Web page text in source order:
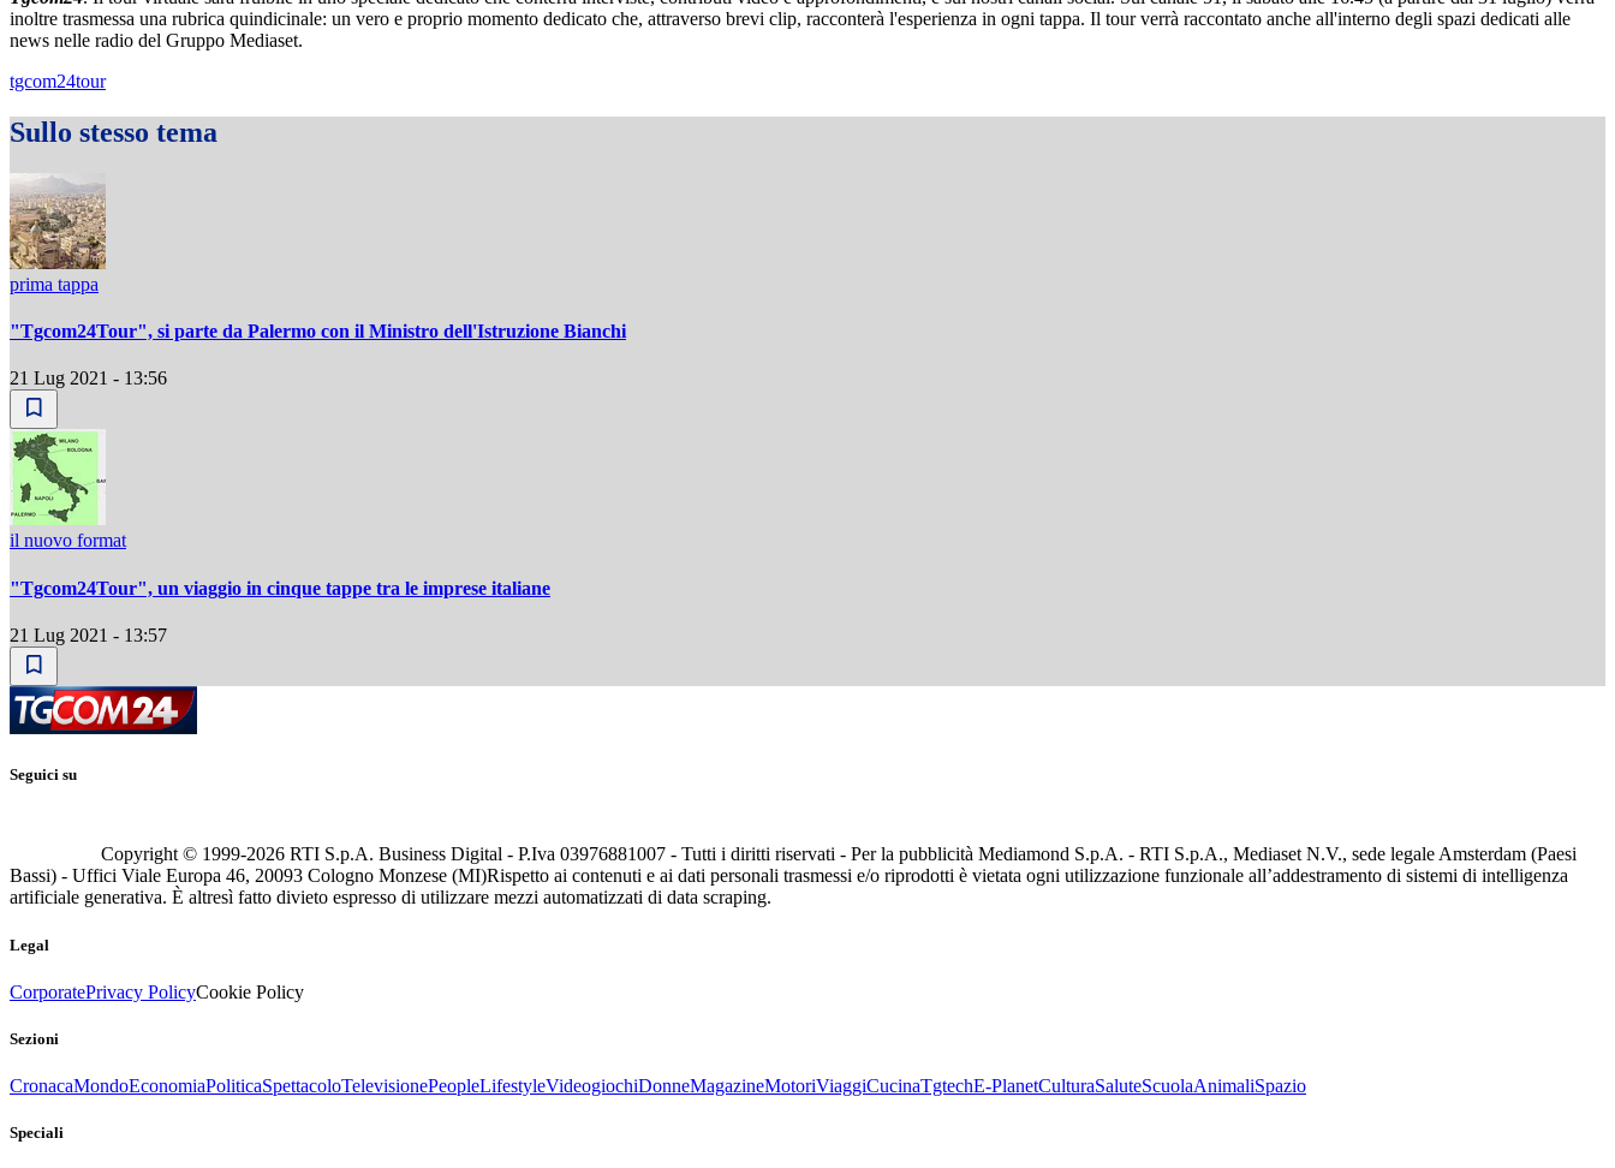
inoltre trasmessa una rubrica quindicinale: un vero e proprio momento dedicato che, attraverso brevi clip, racconterà l'esperienza in ogni tappa. Il tour verrà raccontato anche all'interno degli spazi dedicati alle
news nelle radio del Gruppo Mediaset.
tgcom24tour
Sullo stesso tema
prima tappa
"Tgcom24Tour", si parte da Palermo con il Ministro dell'Istruzione Bianchi
21 Lug 2021 - 13:56
il nuovo format
"Tgcom24Tour", un viaggio in cinque tappe tra le imprese italiane
21 Lug 2021 - 13:57
Seguici su
Copyright © 1999-2026 RTI S.p.A. Business Digital - P.Iva 03976881007 - Tutti i diritti riservati - Per la pubblicità Mediamond S.p.A. - RTI S.p.A., Mediaset N.V., sede legale Amsterdam (Paesi
Bassi) - Uffici Viale Europa 46, 20093 Cologno Monzese (MI)Rispetto ai contenuti e ai dati personali trasmessi e/o riprodotti è vietata ogni utilizzazione funzionale all’addestramento di sistemi di intelligenza
artificiale generativa. È altresì fatto divieto espresso di utilizzare mezzi automatizzati di data scraping.
Legal
CorporatePrivacy PolicyCookie Policy
Sezioni
CronacaMondoEconomiaPoliticaSpettacoloTelevisionePeopleLifestyleVideogiochiDonneMagazineMotoriViaggiCucinaTgtechE-PlanetCulturaSaluteScuolaAnimaliSpazio
Speciali